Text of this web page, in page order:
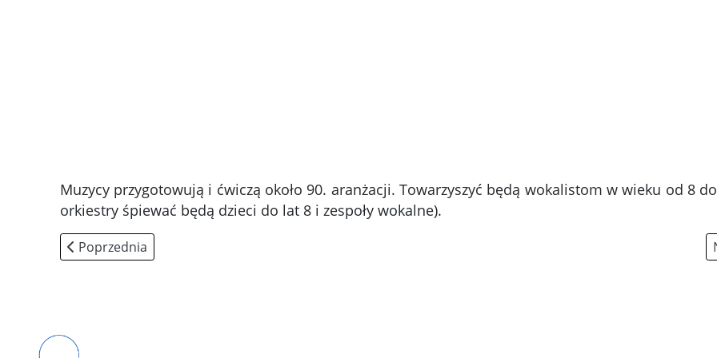
Muzycy przygotowują i ćwiczą około 90. aranżacji. Towarzyszyć będą wokalistom w wieku od 8
orkiestry śpiewać będą dzieci do lat 8 i zespoły wokalne).
Poprzednia strona: Konin Band Orchestra z Mecem
Poprzednia